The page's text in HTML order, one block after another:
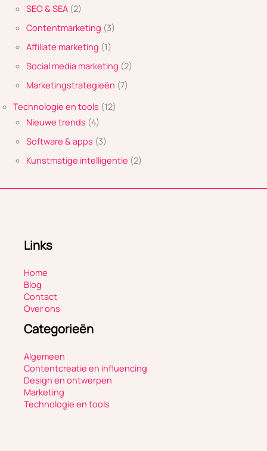
SEO & SEA (2)
Contentmarketing (3)
Affiliate marketing (1)
Social media marketing (2)
Marketingstrategieën (7)
Technologie en tools (12)
Nieuwe trends (4)
Software & apps (3)
Kunstmatige intelligentie (2)
Links
Home
Blog
Contact
Over ons
Categorieën
Algemeen
Contentcreatie en influencing
Design en ontwerpen
Marketing
Technologie en tools